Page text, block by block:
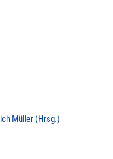
Müller (Hrsg.)